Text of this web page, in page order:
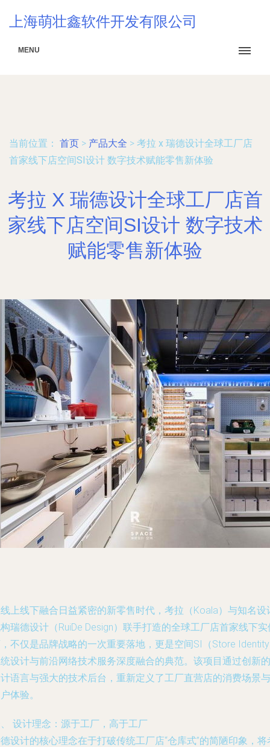
上海萌壮鑫软件开发有限公司
MENU
当前位置： 首页 > 产品大全 > 考拉 x 瑞德设计全球工厂店
首家线下店空间SI设计 数字技术赋能零售新体验
考拉 X 瑞德设计全球工厂店首
家线下店空间SI设计 数字技术
赋能零售新体验
上线下融合日益紧密的新零售时代，考拉（Koala）与知名设
瑞德设计（RuiDe Design）联手打造的全球工厂店首家线下实
不仅是品牌战略的一次重要落地，更是空间SI（Store
设计与前沿网络技术服务深度融合的典范。该项目通过创新的
语言与强大的技术后台，重新定义了工厂直营店的消费场景与
体验。
设计理念：源于工厂，高于工厂
设计的核心理念在于打破传统工厂店“仓库式”的简陋印象，将